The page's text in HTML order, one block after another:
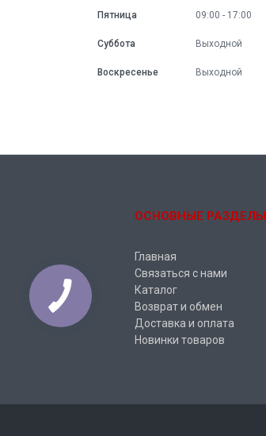
Пятница 09:00 17:00
Суббота Выходной
Воскресенье Выходной
ОСНОВНЫЕ РАЗДЕЛЫ
Главная
Связаться с нами
Каталог
Возврат и обмен
Доставка и оплата
Новинки товаров